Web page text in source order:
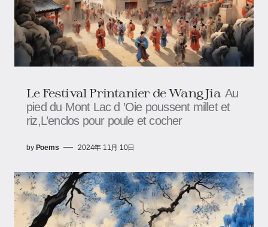
Le Festival Printanier de Wang Jia Au
pied du Mont Lac d ’Oie poussent millet et
riz,L’enclos pour poule et cocher
by Poems 2024年 11月 10日